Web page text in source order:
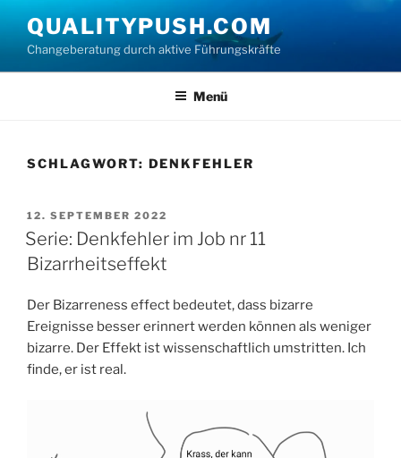
Inhalt
springen
QUALITYPUSH.COM
Changeberatung durch aktive Führungskräfte
Menü
SCHLAGWORT: DENKFEHLER
VERÖFFENTLICHT
AM
12. SEPTEMBER 2022
Serie: Denkfehler im Job nr 11
Bizarrheitseffekt
Der Bizarreness effect bedeutet, dass bizarre
Ereignisse besser erinnert werden können als weniger
bizarre. Der Effekt ist wissenschaftlich umstritten. Ich
finde, er ist real.